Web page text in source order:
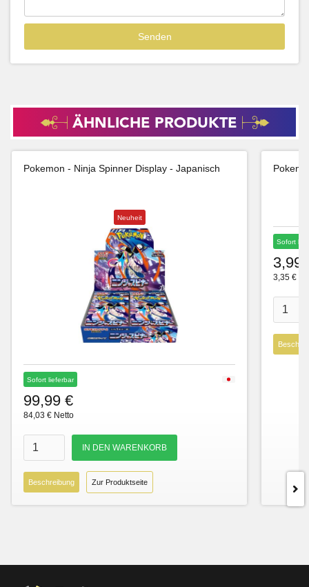
ÄHNLICHE PRODUKTE
Pokemon - Ninja Spinner Display - Japanisch
Neuheit
Sofort lieferbar
99,99 €
84,03 € Netto
Beschreibung Zur Produktseite
Sofort
3,99
3,35 €